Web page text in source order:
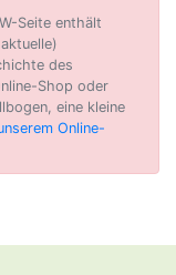
Seite enthält
des
Shop oder
eine kleine
Online-